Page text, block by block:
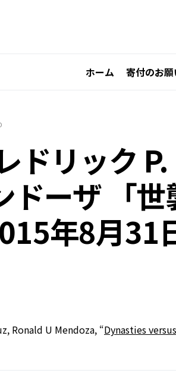
ホーム 寄付のお願
ドリック
ドーザ 「
年8月31
Ronald U Mendoza, “Dynasties